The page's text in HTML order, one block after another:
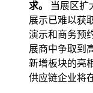
求。
当展区扩
展示已难以获
演示和商务预
展商中争取到
新增板块的亮
供应链企业将